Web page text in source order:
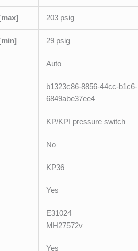
203 psig
29 psig
Auto
b1323c86-8856-44cc-b1c6-
6849abe37ee4
KP/KPI pressure switch
No
KP36
Yes
E31024
MH27572v
Yes